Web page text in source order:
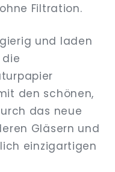
Filtration.
und laden
die
den schönen,
das neue
Gläsern und
einzigartigen